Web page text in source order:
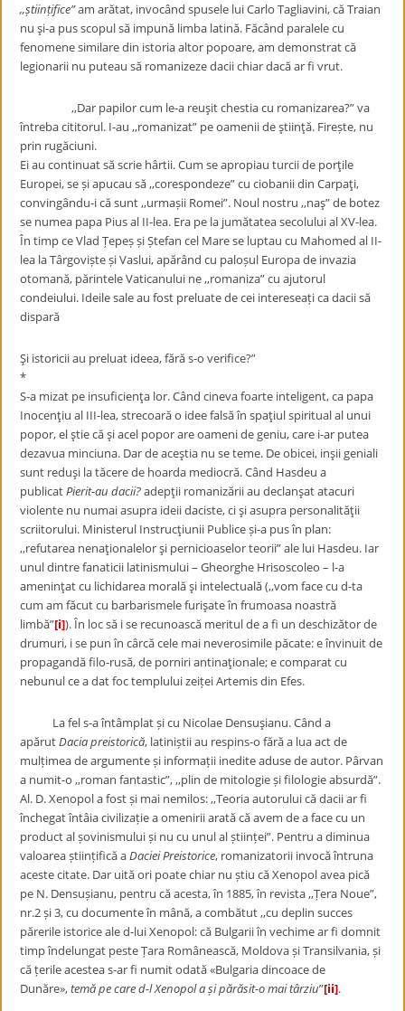
,,științifice”am arătat, invocând spusele lui Carlo Tagliavini, că Traian
nu şi-a pus scopul să impună limba latină. Făcând paralele cu
fenomene similare din istoria altor popoare, am demonstrat că
legionarii nu puteau să romanizeze dacii chiar dacă ar fi vrut.
,,Dar papilor cum le-a reuşit chestia cu romanizarea?” va
întreba cititorul. I-au ,,romanizat” pe oamenii de ştiinţă. Firește, nu
prin rugăciuni.
Ei au continuat să scrie hârtii. Cum se apropiau turcii de porţile
Europei, se și apucau să ,,corespondeze” cu ciobanii din Carpaţi,
convingându-i că sunt ,,urmașii Romei”. Noul nostru ,,naş” de botez
se numea papa Pius al II-lea. Era pe la jumătatea secolului al XV-lea.
În timp ce Vlad Țepeș și Ștefan cel Mare se luptau cu Mahomed al II-
lea la Târgoviște și Vaslui, apărând cu paloșul Europa de invazia
otomană, părintele Vaticanului ne ,,romaniza” cu ajutorul
condeiului. Ideile sale au fost preluate de cei intereseați ca dacii să
dispară
Şi istoricii au preluat ideea, fără s-o verifice?”
*
S-a mizat pe insuficienţa lor. Când cineva foarte inteligent, ca papa
Inocenţiu al III-lea, strecoară o idee falsă în spaţiul spiritual al unui
popor, el ştie că şi acel popor are oameni de geniu, care i-ar putea
dezavua minciuna. Dar de aceştia nu se teme. De obicei, inşii geniali
sunt reduşi la tăcere de hoarda mediocră. Când Hasdeu a
publicatPierit-au dacii?adepţii romanizării au declanşat atacuri
violente nu numai asupra ideii daciste, ci şi asupra personalităţii
scriitorului. Ministerul Instrucţiunii Publice și-a pus în plan:
,,refutarea nenaţionalelor şi pernicioaselor teorii” ale lui Hasdeu. Iar
unul dintre fanaticii latinismului – Gheorghe Hrisoscoleo – l-a
ameninţat cu lichidarea morală şi intelectuală (,,vom face cu d-ta
cum am făcut cu barbarismele furişate în frumoasa noastră
limbă”[i]). În loc să i se recunoască meritul de a fi un deschizător de
drumuri, i se pun în cârcă cele mai neverosimile păcate: e învinuit de
propagandă filo-rusă, de porniri antinaţionale; e comparat cu
nebunul ce a dat foc templului zeiței Artemis din Efes.
La fel s-a întâmplat și cu Nicolae Densuşianu. Când a
apărutDacia preistorică, latiniștii au respins-o fără a lua act de
mulțimea de argumente și informații inedite aduse de autor. Pârvan
a numit-o ,,roman fantastic”, ,,plin de mitologie și filologie absurdă”.
Al. D. Xenopol a fost și mai nemilos: ,,Teoria autorului că dacii ar fi
închegat întâia civilizație a omenirii arată că avem de a face cu un
product al șovinismului și nu cu unul al științei”. Pentru a diminua
valoarea științifică aDaciei Preistorice, romanizatorii invocă întruna
aceste citate. Dar uită ori poate chiar nu știu că Xenopol avea pică
pe N. Densușianu, pentru că acesta, în 1885, în revista ,,Țera Noue”,
nr.2 și 3, cu documente în mână, a combătut ,,cu deplin succes
părerile istorice ale d-lui Xenopol: că Bulgarii în vechime ar fi domnit
timp îndelungat peste Țara Românească, Moldova și Transilvania, și
că țerile acestea s-ar fi numit odată «Bulgaria dincoace de
Dunăre»,temă pe care d-l Xenopol a și părăsit-o mai târziu”[ii].